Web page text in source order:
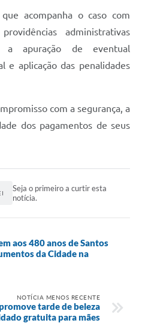
acompanha o caso com
administrativas
a apuração de eventual
e aplicação das penalidades
com a segurança, a
dos pagamentos de seus
Seja o primeiro a curtir esta
notícia.
aos 480 anos de Santos
da Cidade na
NOTÍCIA MENOS RECENTE
tarde de beleza
gratuita para mães